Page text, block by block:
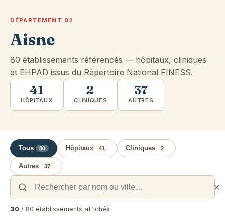
DÉPARTEMENT 02
Aisne
80 établissements référencés — hôpitaux, cliniques
et EHPAD issus du Répertoire National FINESS.
41
HÔPITAUX
2
CLINIQUES
37
AUTRES
Tous 80 Hôpitaux 41 Cliniques 2
Autres 37
30 / 80 établissements affichés